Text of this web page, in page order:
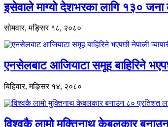
इसेवाले माग्यो देशभरका लागि १३० जना
सोमवार, मङ्सिर १८, २०८०
एनसेलबाट आजियाटा समूह बाहिरिने
बिहिवार, मङ्सिर १४, २०८०
विश्वकै लामो मुक्तिनाथ केबलकार